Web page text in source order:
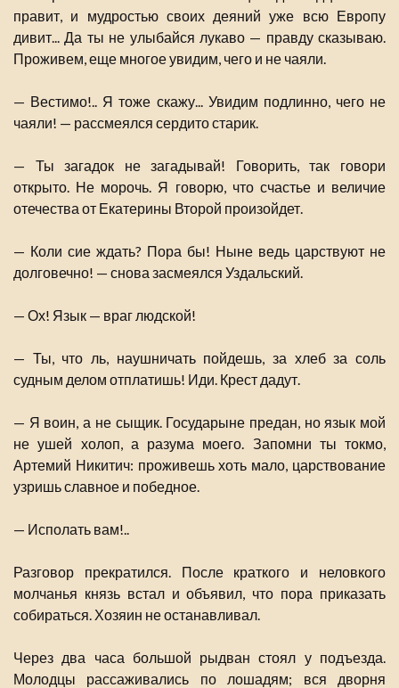
правит, и мудростью своих деяний уже всю Европу
дивит... Да ты не улыбайся лукаво — правду сказываю.
Проживем, еще многое увидим, чего и не чаяли.
— Вестимо!.. Я тоже скажу... Увидим подлинно, чего не
чаяли! — рассмеялся сердито старик.
— Ты загадок не загадывай! Говорить, так говори
открыто. Не морочь. Я говорю, что счастье и величие
отечества от Екатерины Второй произойдет.
— Коли сие ждать? Пора бы! Ныне ведь царствуют не
долговечно! — снова засмеялся Уздальский.
— Ох! Язык — враг людской!
— Ты, что ль, наушничать пойдешь, за хлеб за соль
судным делом отплатишь! Иди. Крест дадут.
— Я воин, а не сыщик. Государыне предан, но язык мой
не ушей холоп, а разума моего. Запомни ты токмо,
Артемий Никитич: проживешь хоть мало, царствование
узришь славное и победное.
— Исполать вам!..
Разговор прекратился. После краткого и неловкого
молчанья князь встал и объявил, что пора приказать
собираться. Хозяин не останавливал.
Через два часа большой рыдван стоял у подъезда.
Молодцы рассаживались по лошадям; вся дворня